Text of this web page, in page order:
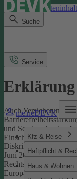
Direkt zum Seiteninhalt
Suche
meineDEVK
Kfz & Reise
Haftpflicht &
Haus & Wohnen
Service
Auch
und Services
Einschränkungen die
Diskriminierung
Juni 2025 so gestaltet
Rechtsvorschriften
Europäischen